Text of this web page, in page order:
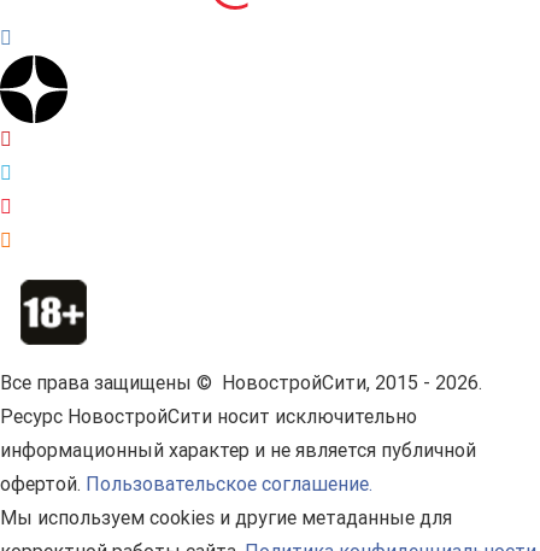
Все права защищены © НовостройСити, 2015 - 2026.
Ресурс НовостройСити носит исключительно
информационный характер и не является публичной
офертой. Пользовательское соглашение.
Мы используем cookies и другие метаданные для